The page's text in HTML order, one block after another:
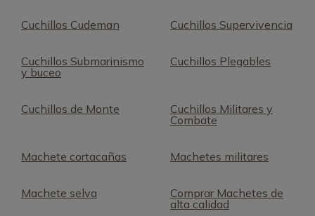
Cuchillos Cudeman Cuchillos Supervivencia
Cuchillos Submarinismo
y buceo
Cuchillos Plegables
Cuchillos de Monte
Cuchillos Militares y
Combate
Machete cortacañas Machetes militares
Machete selva
Comprar Machetes de
alta calidad